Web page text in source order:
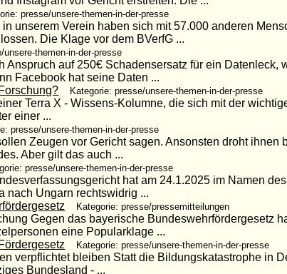
presse/unsere-themen-in-der-presse
unserem Verein haben sich mit 57.000 anderen
Die Klage vor dem BVerfG ...
unsere-themen-in-der-presse
Anspruch auf 250€ Schadensersatz für ein Datenleck,
Facebook hat seine Daten ...
Kategorie: presse/unsere-themen-in-der-presse
Terra X - Wissens-Kolumne, die sich mit der
einer ...
presse/unsere-themen-in-der-presse
Zeugen vor Gericht sagen. Ansonsten droht ihnen
Aber gilt das auch ...
presse/unsere-themen-in-der-presse
hat am 24.1.2025 im Namen
nach Ungarn rechtswidrig ...
Kategorie: presse/pressemitteilungen
Gegen das bayerische Bundeswehrfördergesetz
eine Popularklage ...
Kategorie: presse/unsere-themen-in-der-presse
verpflichtet bleiben Statt die Bildungskatastrophe in
Bundesland - ...